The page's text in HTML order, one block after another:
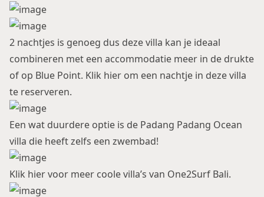
2 nachtjes is genoeg dus deze villa kan je ideaal
combineren met een accommodatie meer in de drukte
of op Blue Point. Klik hier om een nachtje in deze villa
te reserveren.
Een wat duurdere optie is de Padang Padang Ocean
villa die heeft zelfs een zwembad!
Klik hier voor meer coole villa’s van One2Surf Bali.